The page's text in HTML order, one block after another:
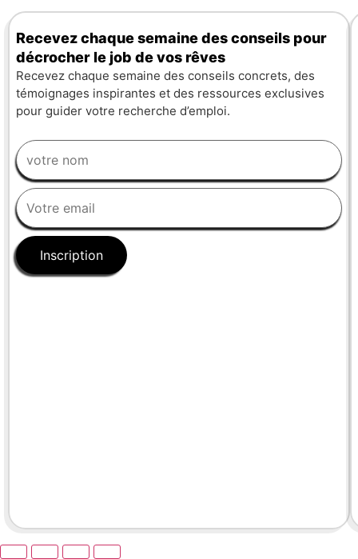
Recevez chaque semaine des conseils pour
décrocher le job de vos rêves
Recevez chaque semaine des conseils concrets, des
témoignages inspirantes et des ressources exclusives
pour guider votre recherche d’emploi.
Inscription